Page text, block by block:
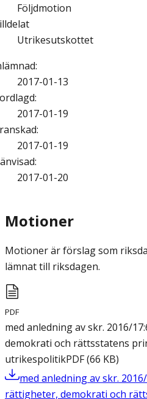
Följdmotion
Utrikesutskottet
:
2017-01-13
:
2017-01-19
:
2017-01-19
:
2017-01-20
Motioner
Motioner är förslag som
lämnat till riksdagen.
PDF
med anledning av skr. 2016/
demokrati och rättsstatens
utrikespolitikPDF(66 KB)
med anledning av skr.
rättigheter, demokrati och